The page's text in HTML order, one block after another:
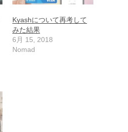
Kyashについて再考して
みた結果
6月 15, 2018
Nomad